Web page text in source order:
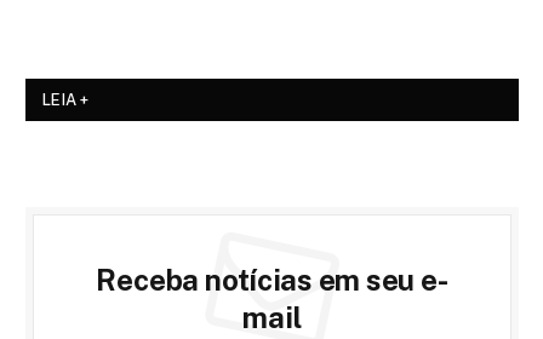
LEIA +
Receba notícias em seu e-
mail